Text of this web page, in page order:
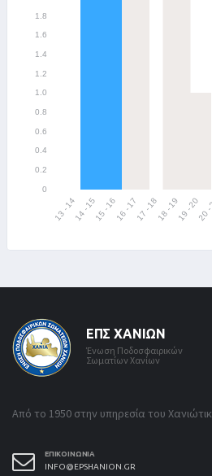
ΕΠΣ ΧΑΝΊΩΝ
Ένωση Ποδοσφαιρικών
Σωματίων Χανίων
Από το 1950 στην υπηρεσία του
ΕΠΙΚΟΙΝΩΝΊΑ
INFO@EPSHANION.GR